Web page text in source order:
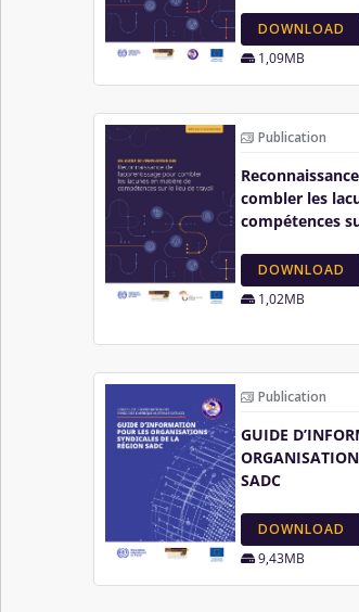
DOWNLOAD
1,09MB
Publication
combler les
compétences
DOWNLOAD
1,02MB
Publication
GUIDE
SADC
DOWNLOAD
9,43MB